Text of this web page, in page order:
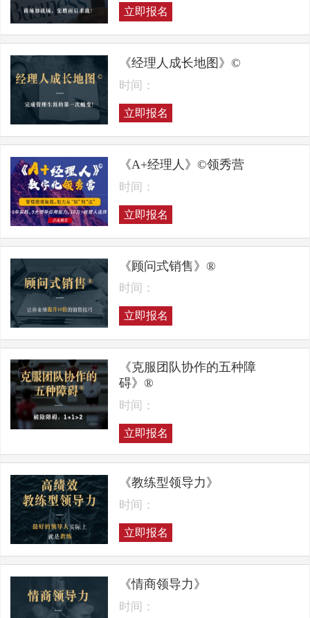
立即报名
《经理人成长地图》©
时间：
立即报名
《A+经理人》©领秀营
时间：
立即报名
《顾问式销售》®
时间：
立即报名
《克服团队协作的五种障
碍》®
时间：
立即报名
《教练型领导力》
时间：
立即报名
《情商领导力》
时间：